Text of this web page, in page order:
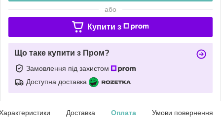
або
Купити з
Що таке купити з Пром?
Замовлення під захистом
Доступна доставка
Доставка Оплата Умови повернення